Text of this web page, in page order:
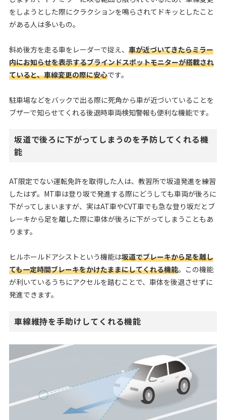
をしようとした際にクラクションを鳴らされてドキッとしたこと
がある人は多いもの。
斜め後方を走る車をレーダーで捉え、 車が近づいてきたらミラー
内にお知らせを表示するブラインドスポットモニターが搭載され
ていると、車線変更の際に安心です。
駐車場などをバックで出る際に死角から車が近づいていることを
ブザーで知らせてくれる後退時車両検知警報も便利な機能です。
坂道で後ろに下がってしまうのを予防してくれる機
能
AT限定でない運転免許を取得した人は、教習所で坂道発進を練習
したはず。MT車は登り坂で発進する際にどうしても車両が後ろに
下がってしまいますが、実はAT車やCVT車でも急な登り坂だとブ
レーキから足を離した際に車体が後ろに下がってしまうこともあ
ります。
ヒルホールドアシストという機能は坂道でブレーキから足を離し
ても一定時間ブレーキをかけたままにしてくれる機能。この機能
が利いているうちにアクセルを踏むことで、車体を後退させずに
発進できます。
車線維持を手助けしてくれる機能